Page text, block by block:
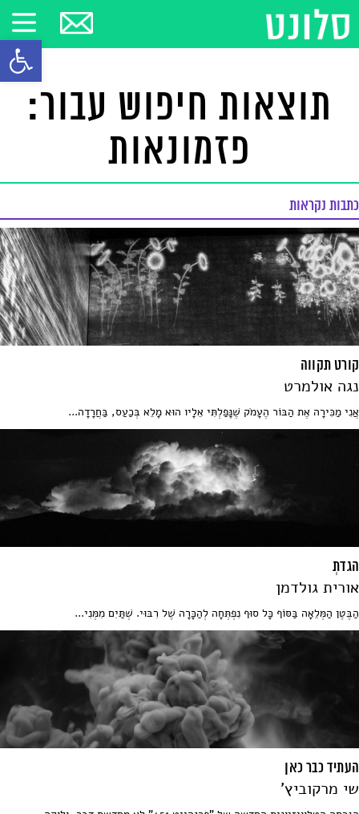
פתח
תוצאות חיפוש עבור:
פזמונאות
כתבות נקראות
קורט תקווה
נגה אולמרט
אֲנִי מַכִּירָה אֶת הַבּוֹר הֶעָמֹק שֶׁנָּפַלְתִּי אֵלָיו הוּא מָלֵא בְּכַעַס, בַּחֲרָדָה...
הגדתְ
אורית גולדמן
הַבֶּטֶן הַמְּלֵאָה בַּסּוֹף כָּל סוּף נִפְתְּחָה לְהַכָּרָה שֶׁל רִבּוּי. שְׁתַּיִם מִמְּנִי...
העתיד כבר כאן
שי מרקוביץ'